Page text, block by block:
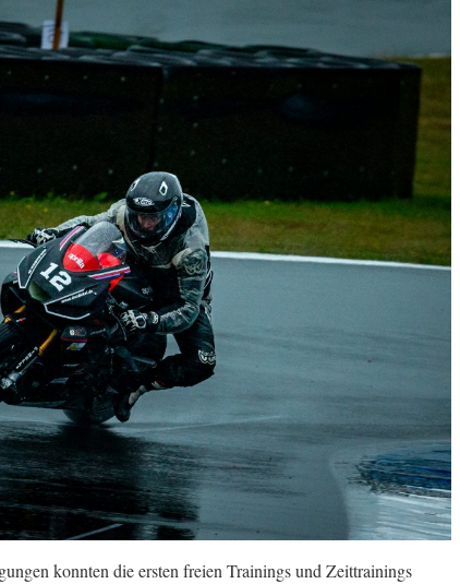
konnten die ersten freien Trainings und Zeittrainings